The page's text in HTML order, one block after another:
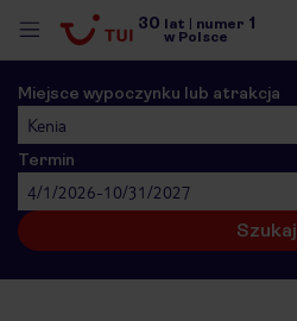
30 lat numer 1
w Polsce
Miejsce wypoczynku lub atrakcja
Kenia
Termin
4/1/2026-10/31/2027
Szukaj